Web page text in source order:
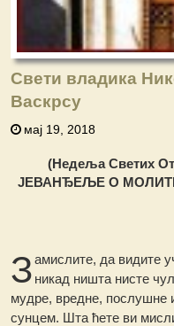
Свети владика
Васкрсу
мај 19, 2018
(Недeља Светих
ЈЕВАНЂЕЉЕ О
Замислите, да видите
никад ништа нисте
мудре, вредне, послушне
сунцем. Шта ћете ви